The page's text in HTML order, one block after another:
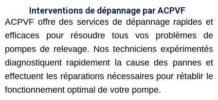
Interventions de dépannage par ACPVF
ACPVF offre des services de dépannage rapides et
efficaces pour résoudre tous vos problèmes de
pompes de relevage. Nos techniciens expérimentés
diagnostiquent rapidement la cause des pannes et
effectuent les réparations nécessaires pour rétablir le
fonctionnement optimal de votre pompe.